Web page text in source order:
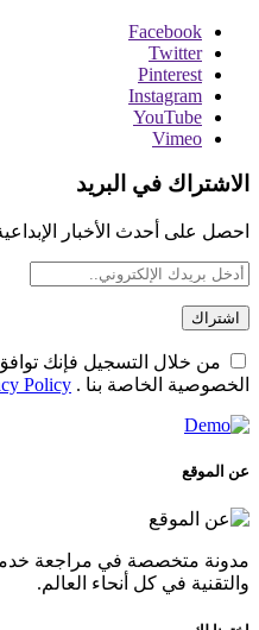
Facebook
Twitter
Pinterest
Instagram
YouTube
Vimeo
الاشتراك في البريد
احصل على أحدث الأخبار
من خلال التسجيل فإنك
الخصوصية الخاصة بنا . Policy
عن الموقع
مدونة متخصصة في مراجعة
والتقنية في كل أنحاء العالم.